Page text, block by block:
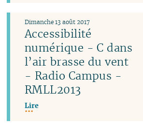
Accessibilité
numérique - C dans
l’air brasse du vent
- Radio Campus -
RMLL2013
Dimanche 13 août 2017
Lire